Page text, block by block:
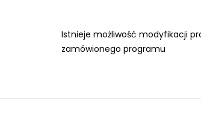
Święta Woda w Wasilkowie
Mielnik:
Pentowo:
Kurowo:
Młynarzówka
Istnieje możliwość modyfikacji
zamówionego programu